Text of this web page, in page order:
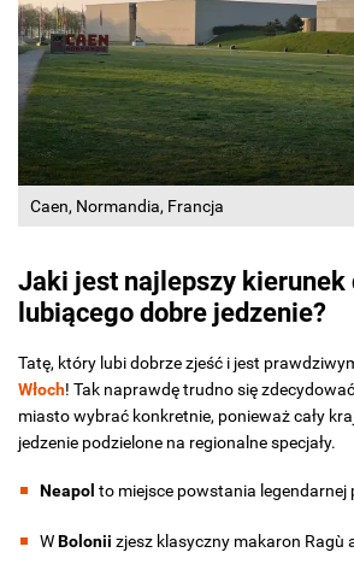
Caen, Normandia, Francja
Jaki jest najlepszy kierunek
lubiącego dobre jedzenie?
Tatę, który lubi dobrze zjeść i jest
Włoch! Tak naprawdę trudno się
miasto wybrać konkretnie, ponieważ cały
jedzenie podzielone na regionalne specjały.
Neapol to miejsce powstania legendarnej
WBolonii zjesz klasyczny makaron Ragù